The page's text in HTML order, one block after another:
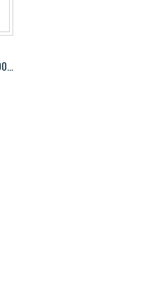
Pied à coulisse numérique AOS Mitutoyo 500-196-30